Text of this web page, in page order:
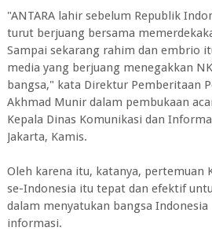
"ANTARA lahir sebelum Republik
turut berjuang bersama
Sampai sekarang rahim dan embrio
media yang berjuang menegakkan
bangsa," kata Direktur Pemberitaan
Akhmad Munir dalam pembukaan
Kepala Dinas Komunikasi dan
Jakarta, Kamis.
Oleh karena itu, katanya, pertemuan
se-Indonesia itu tepat dan efektif
dalam menyatukan bangsa
informasi.